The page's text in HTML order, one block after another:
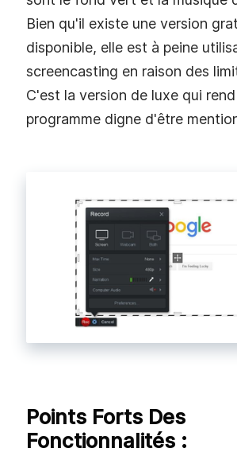
Bien qu'il existe une version
disponible, elle est à peine
screencasting en raison des
C'est la version de luxe qui
programme digne d'être
Points Forts Des
Fonctionnalités :